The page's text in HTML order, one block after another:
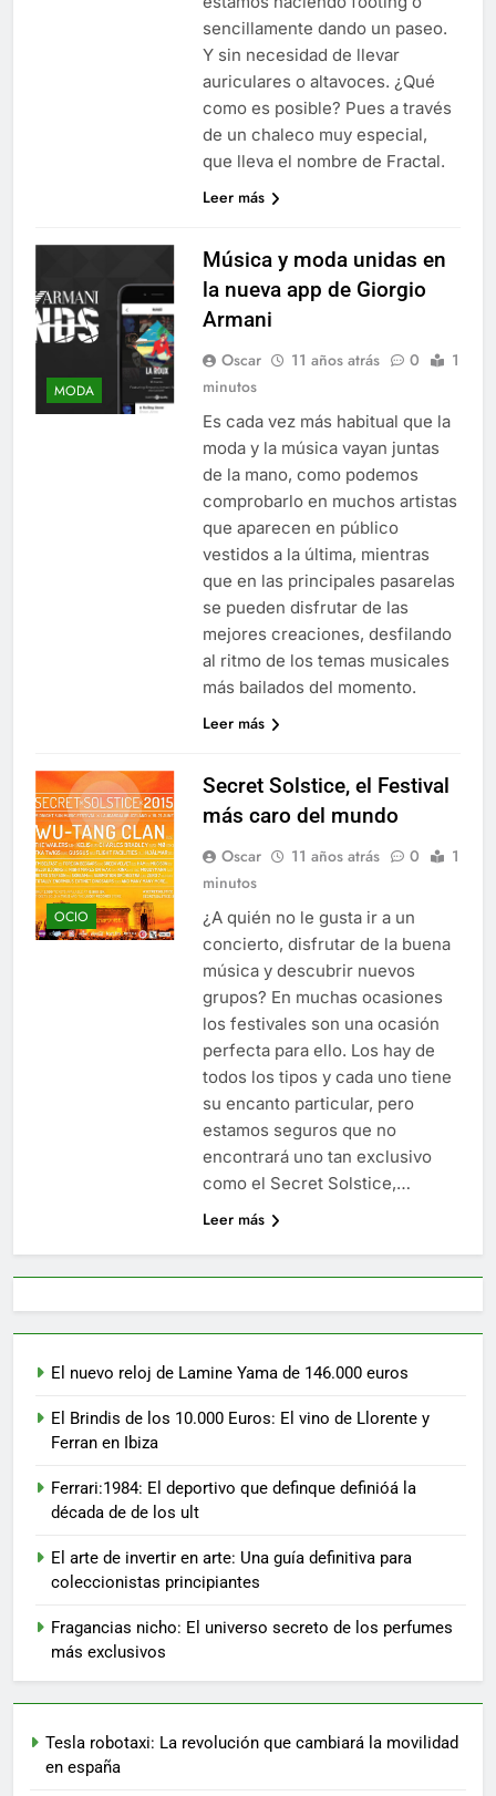
sencillamente dando un paseo.
Y sin necesidad de llevar
auriculares o altavoces. ¿Qué
como es posible? Pues a través
de un chaleco muy especial,
que lleva el nombre de Fractal.
Leer más
MODA
Música y moda unidas en
la nueva app de Giorgio
Armani
Oscar 11 años atrás 0
1
minutos
Es cada vez más habitual que la
moda y la música vayan juntas
de la mano, como podemos
comprobarlo en muchos artistas
que aparecen en público
vestidos a la última, mientras
que en las principales pasarelas
se pueden disfrutar de las
mejores creaciones, desfilando
al ritmo de los temas musicales
más bailados del momento.
Leer más
OCIO
Secret Solstice, el Festival
más caro del mundo
Oscar 11 años atrás 0
1
minutos
¿A quién no le gusta ir a un
concierto, disfrutar de la buena
música y descubrir nuevos
grupos? En muchas ocasiones
los festivales son una ocasión
perfecta para ello. Los hay de
todos los tipos y cada uno tiene
su encanto particular, pero
estamos seguros que no
encontrará uno tan exclusivo
como el Secret Solstice,…
Leer más
El nuevo reloj de Lamine Yama de 146.000 euros
El Brindis de los 10.000 Euros: El vino de Llorente y
Ferran en Ibiza
Ferrari:1984: El deportivo que definque definióá la
década de de los ult
El arte de invertir en arte: Una guía definitiva para
coleccionistas principiantes
Fragancias nicho: El universo secreto de los perfumes
más exclusivos
Tesla robotaxi: La revolución que cambiará la movilidad
en españa